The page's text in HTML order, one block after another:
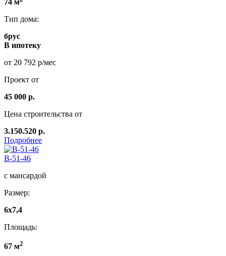
74 м
Тип дома:
брус
В ипотеку
от 20 792 р/мес
Проект от
45 000 р.
Цена строительства от
3.150.520 р.
Подробнее
B-51-46
с мансардой
Размер:
6х7,4
Площадь:
67 м2